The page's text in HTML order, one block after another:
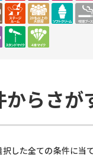
からさが
択した全ての条件に当